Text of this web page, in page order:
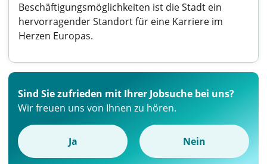
Beschäftigungsmöglichkeiten ist die Stadt ein
hervorragender Standort für eine Karriere im
Herzen Europas.
Sind Sie zufrieden mit Ihrer Jobsuche bei uns?
Wir freuen uns von Ihnen zu hören.
Ja Nein